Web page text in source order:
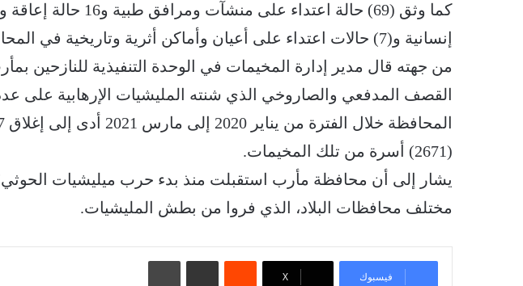
كما وثق (69) حالة اعتداء
إنسانية و(7) حالات اعتداء على أعيان وأماكن أثرية وتاريخية في المحافظة.
من جهته قال مدير إدارة المخيمات في الوحدة التنفيذية للنازحين
القصف المدفعي والصاروخي الذي شنته المليشيات الإرهابية على
(2671) أسرة من تلك المخيمات.
مختلف محافظات البلاد، الذي فروا من بطش المليشيات.
فيسبوك ‫X